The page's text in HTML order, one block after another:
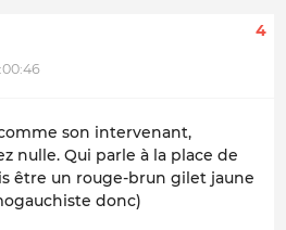
4
son intervenant,
nulle. Qui parle à la place de
être un rouge-brun gilet jaune
donc)